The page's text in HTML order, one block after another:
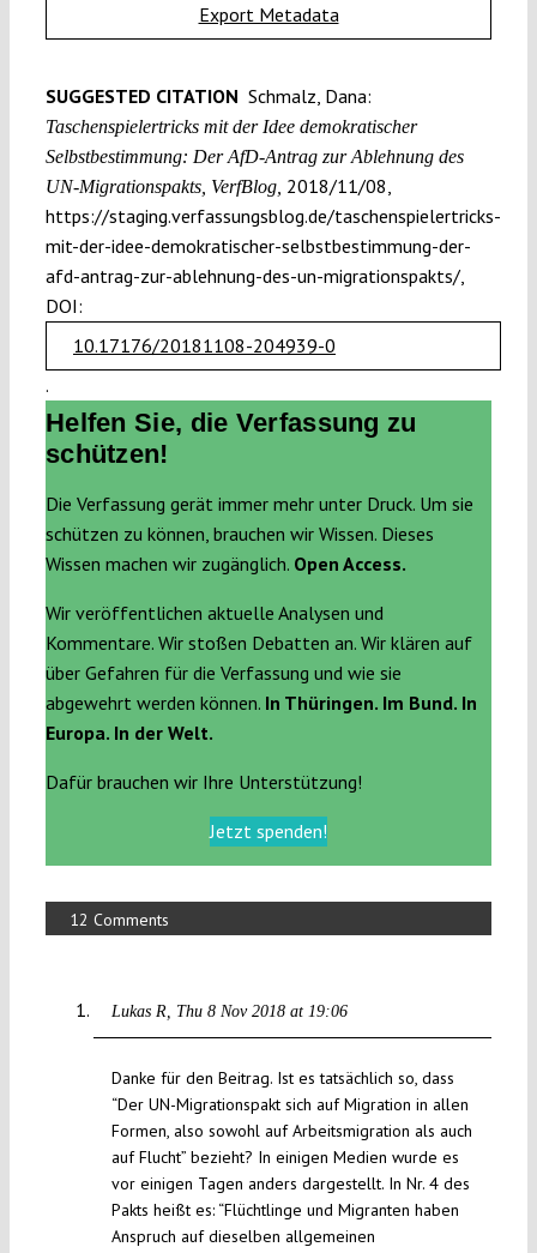
Export Metadata
SUGGESTED CITATION Schmalz, Dana:
Taschenspielertricks mit der Idee demokratischer
Selbstbestimmung: Der AfD-Antrag zur Ablehnung des
UN-Migrationspakts, VerfBlog, 2018/11/08,
https://staging.verfassungsblog.de/taschenspielertricks-
mit-der-idee-demokratischer-selbstbestimmung-der-
afd-antrag-zur-ablehnung-des-un-migrationspakts/,
DOI:
10.17176/20181108-204939-0
.
Helfen Sie, die Verfassung zu
schützen!
Die Verfassung gerät immer mehr unter Druck. Um sie
schützen zu können, brauchen wir Wissen. Dieses
Wissen machen wir zugänglich. Open Access.
Wir veröffentlichen aktuelle Analysen und
Kommentare. Wir stoßen Debatten an. Wir klären auf
über Gefahren für die Verfassung und wie sie
abgewehrt werden können. In Thüringen. Im Bund. In
Europa. In der Welt.
Dafür brauchen wir Ihre Unterstützung!
Jetzt spenden!
12 Comments
Lukas R Thu 8 Nov 2018 at 19:06
Danke für den Beitrag. Ist es tatsächlich so, dass
“Der UN-Migrationspakt sich auf Migration in allen
Formen, also sowohl auf Arbeitsmigration als auch
auf Flucht” bezieht? In einigen Medien wurde es
vor einigen Tagen anders dargestellt. In Nr. 4 des
Pakts heißt es: “Flüchtlinge und Migranten haben
Anspruch auf dieselben allgemeinen